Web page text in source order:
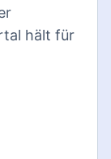
hält für